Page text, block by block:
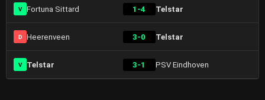
V Fortuna Sittard 1-4 Telstar
D Heerenveen 3-0 Telstar
V Telstar 3-1 PSV Eindhoven